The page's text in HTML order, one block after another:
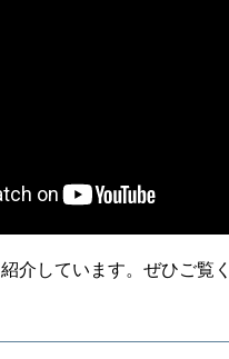
介しています。ぜひご覧く